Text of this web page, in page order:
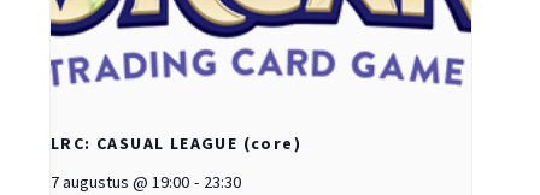
LRC: CASUAL LEAGUE (core)
7 augustus @ 19:00 - 23:30